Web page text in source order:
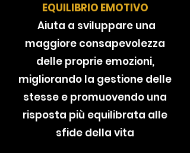
EQUILIBRIO EMOTIVO
Aiuta a sviluppare una
maggiore consapevolezza
delle proprie emozioni,
migliorando la gestione delle
stesse e promuovendo una
risposta più equilibrata alle
sfide della vita